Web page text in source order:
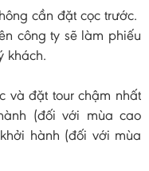
cần đặt cọc trước.
công ty sẽ làm phiếu
khách.
và đặt tour chậm nhất
(đối với mùa cao
hành (đối với mùa